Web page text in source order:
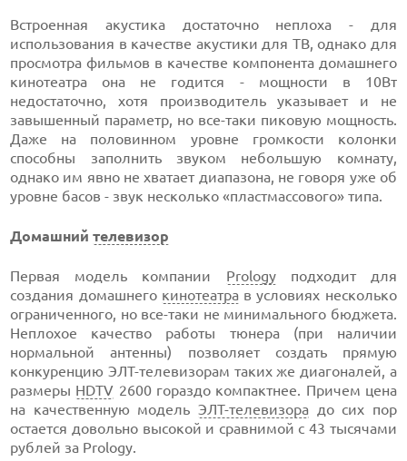
Встроенная акустика достаточно неплоха - для
использования в качестве акустики для ТВ, однако для
просмотра фильмов в качестве компонента домашнего
кинотеатра она не годится - мощности в 10Вт
недостаточно, хотя производитель указывает и не
завышенный параметр, но все-таки пиковую мощность.
Даже на половинном уровне громкости колонки
способны заполнить звуком небольшую комнату,
однако им явно не хватает диапазона, не говоря уже об
уровне басов - звук несколько «пластмассового» типа.
Домашнийтелевизор
Первая модель компании Prologyподходит для
создания домашнего кинотеатрав условиях несколько
ограниченного, но все-таки не минимального бюджета.
Неплохое качество работы тюнера (при наличии
нормальной антенны) позволяет создать прямую
конкуренцию ЭЛТ-телевизорам таких же диагоналей, а
размеры HDTV 2600 гораздо компактнее. Причем цена
на качественную модель ЭЛТ-телевизора до сих пор
остается довольно высокой и сравнимой с 43 тысячами
рублей за Prology.